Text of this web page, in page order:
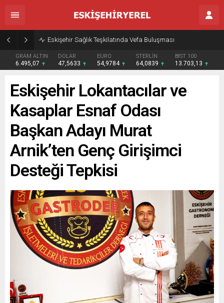
Eskişehir Sağlık Teşkilatında Vefa Buluşması
GRAM ALTIN
6.495,07
DOLAR
47,5633
EURO
54,9784
STERLİN
64,0839
BIST 100
13.703,13
Eskişehir Lokantacılar ve
Kasaplar Esnaf Odası
Başkan Adayı Murat
Arnik’ten Genç Girişimci
Desteği Tepkisi